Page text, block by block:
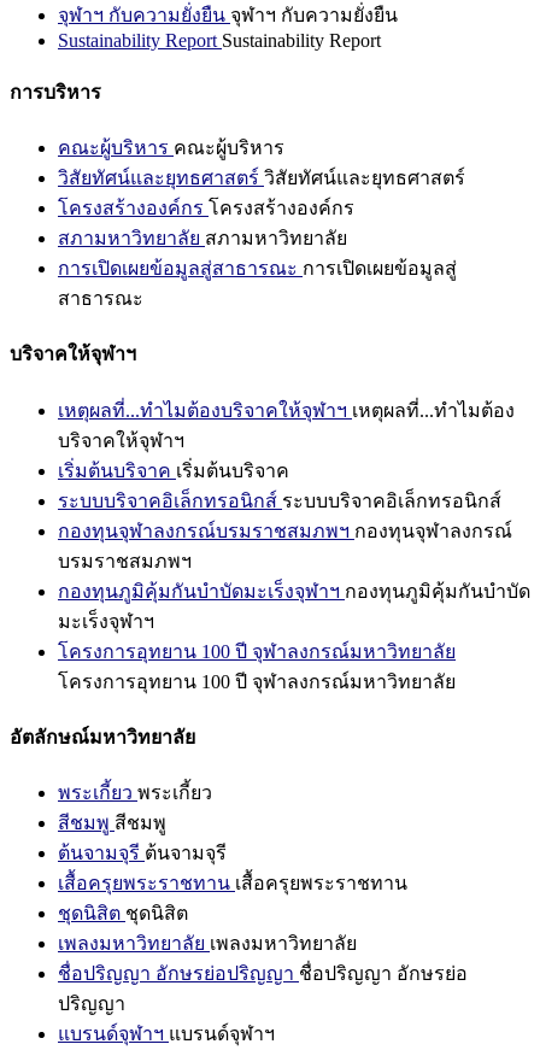
จุฬาฯ กับความยั่งยืน จุฬาฯ กับความยั่งยืน
Sustainability Report Sustainability Report
การบริหาร
คณะผู้บริหาร คณะผู้บริหาร
วิสัยทัศน์และยุทธศาสตร์ วิสัยทัศน์และยุทธศาสตร์
โครงสร้างองค์กร โครงสร้างองค์กร
สภามหาวิทยาลัย สภามหาวิทยาลัย
การเปิดเผยข้อมูลสู่สาธารณะ การเปิดเผยข้อมูลสู่
สาธารณะ
บริจาคให้จุฬาฯ
เหตุผลที่...ทำไมต้องบริจาคให้จุฬาฯ เหตุผลที่...ทำไมต้อง
บริจาคให้จุฬาฯ
เริ่มต้นบริจาค เริ่มต้นบริจาค
ระบบบริจาคอิเล็กทรอนิกส์ ระบบบริจาคอิเล็กทรอนิกส์
กองทุนจุฬาลงกรณ์บรมราชสมภพฯ กองทุนจุฬาลงกรณ์
บรมราชสมภพฯ
กองทุนภูมิคุ้มกันบำบัดมะเร็งจุฬาฯ กองทุนภูมิคุ้มกันบำบัด
มะเร็งจุฬาฯ
โครงการอุทยาน 100 ปี จุฬาลงกรณ์มหาวิทยาลัย
โครงการอุทยาน 100 ปี จุฬาลงกรณ์มหาวิทยาลัย
อัตลักษณ์มหาวิทยาลัย
พระเกี้ยว พระเกี้ยว
สีชมพู สีชมพู
ต้นจามจุรี ต้นจามจุรี
เสื้อครุยพระราชทาน เสื้อครุยพระราชทาน
ชุดนิสิต ชุดนิสิต
เพลงมหาวิทยาลัย เพลงมหาวิทยาลัย
ชื่อปริญญา อักษรย่อปริญญา ชื่อปริญญา อักษรย่อ
ปริญญา
แบรนด์จุฬาฯ แบรนด์จุฬาฯ